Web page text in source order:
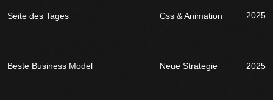
Seite des Tages Css & Animation 2025
Beste Business Model Neue Strategie 2025